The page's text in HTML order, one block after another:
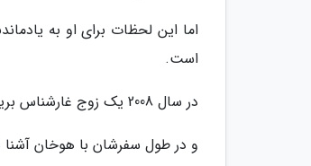
اما این لحظات برای او به
است.
در سال 2008 یک زوج غارشناس بریتانیایی به منظور بررسی غارهای ویتنام به استان کوانگ بن سفر کردند
و در طول سفرشان با هوخان